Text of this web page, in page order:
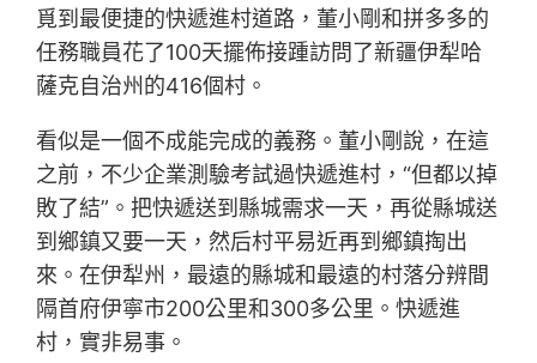
覓到最便捷的快遞進村道路，董小剛和拼多多的
任務職員花了100天擺佈接踵訪問了新疆伊犁哈
薩克自治州的416個村。
看似是一個不成能完成的義務。董小剛說，在這
之前，不少企業測驗考試過快遞進村，“但都以掉
敗了結”。把快遞送到縣城需求一天，再從縣城送
到鄉鎮又要一天，然后村平易近再到鄉鎮掏出
來。在伊犁州，最遠的縣城和最遠的村落分辨間
隔首府伊寧市200公里和300多公里。快遞進
村，實非易事。